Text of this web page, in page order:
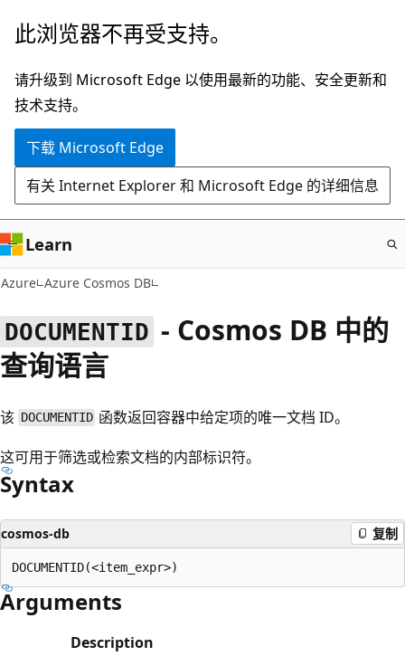
跳
主
要
内
此浏览器不再受支持。
请升级到 Microsoft Edge 以使用最新的功能、安全更新和
技术支持。
下载 Microsoft Edge
有关 Internet Explorer 和 Microsoft Edge 的详细信息
Learn
Azure Azure Cosmos DB
DOCUMENTID - Cosmos DB 中的
查询语言
该 DOCUMENTID 函数返回容器中给定项的唯一文档 ID。
这可用于筛选或检索文档的内部标识符。
Syntax
cosmos-db 复制
Arguments
Description